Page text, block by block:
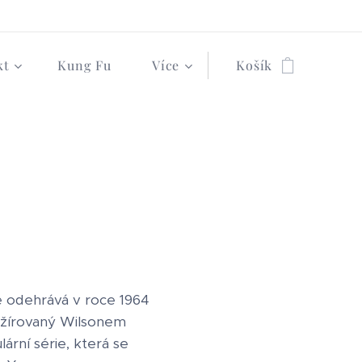
Kung Fu Více Košík
v roce 1964
Wilsonem
série, která se